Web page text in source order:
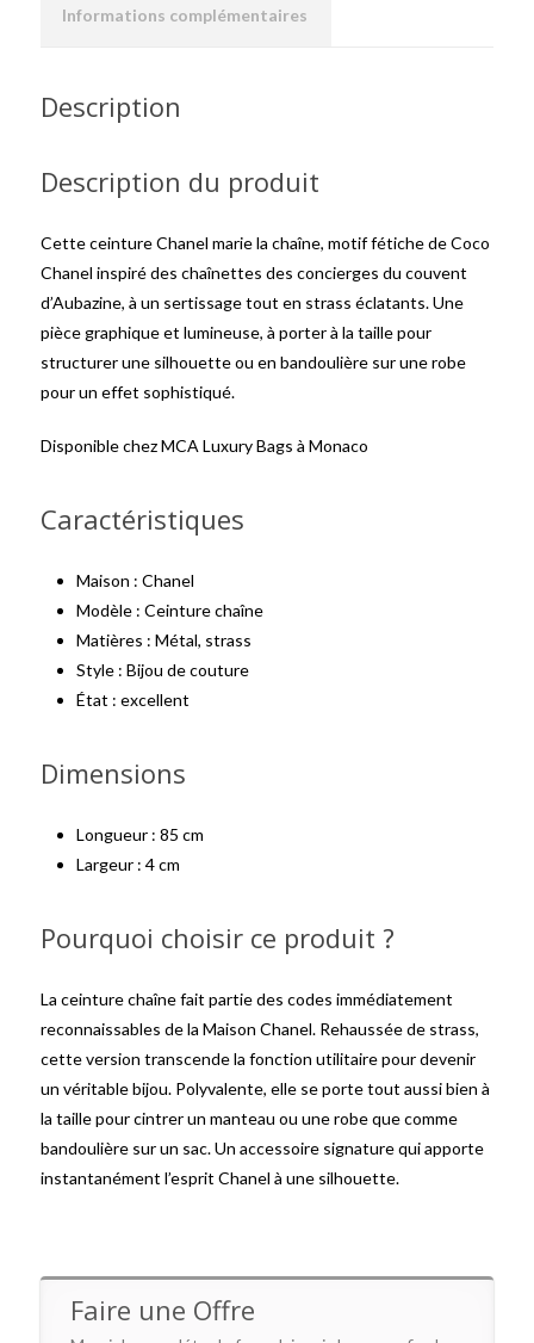
Informations complémentaires
Description
Description du produit
Cette ceinture Chanel marie la chaîne, motif fétiche de Coco
Chanel inspiré des chaînettes des concierges du couvent
d’Aubazine, à un sertissage tout en strass éclatants. Une
pièce graphique et lumineuse, à porter à la taille pour
structurer une silhouette ou en bandoulière sur une robe
pour un effet sophistiqué.
Disponible chez MCA Luxury Bags à Monaco
Caractéristiques
Maison : Chanel
Modèle : Ceinture chaîne
Matières : Métal, strass
Style : Bijou de couture
État : excellent
Dimensions
Longueur : 85 cm
Largeur : 4 cm
Pourquoi choisir ce produit ?
La ceinture chaîne fait partie des codes immédiatement
reconnaissables de la Maison Chanel. Rehaussée de strass,
cette version transcende la fonction utilitaire pour devenir
un véritable bijou. Polyvalente, elle se porte tout aussi bien à
la taille pour cintrer un manteau ou une robe que comme
bandoulière sur un sac. Un accessoire signature qui apporte
instantanément l’esprit Chanel à une silhouette.
Faire une Offre